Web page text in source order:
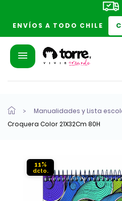
ENVÍOS A TODO CHILE
Manualidades y Lista
Croquera Color 21X32Cm 80H
11%